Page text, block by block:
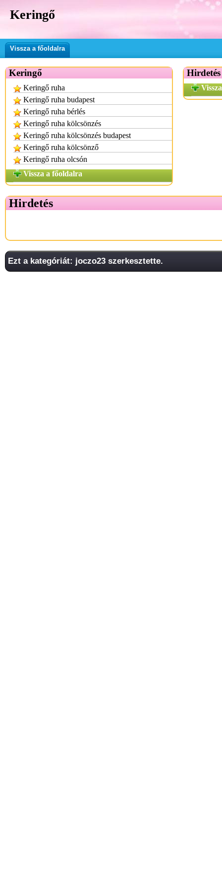
Keringő
Vissza a főoldalra
Keringő
Keringő ruha
Keringő ruha budapest
Keringő ruha bérlés
Keringő ruha kölcsönzés
Keringő ruha kölcsönzés budapest
Keringő ruha kölcsönző
Keringő ruha olcsón
Vissza a főoldalra
Hirdetés
Hirdetés
Ezt a kategóriát: joczo23 szerkesztette.